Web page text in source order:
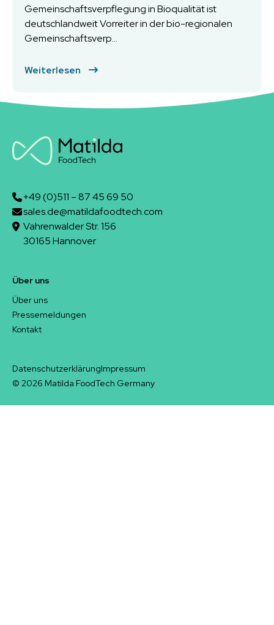
Gemeinschaftsverpflegung in Bioqualität ist
deutschlandweit Vorreiter in der bio-regionalen
Gemeinschaftsverp...
Weiterlesen
+49 (0)511 – 87 45 69 50
sales.de@matildafoodtech.com
Vahrenwalder Str. 156
30165 Hannover
Über uns
Über uns
Pressemeldungen
Kontakt
DatenschutzerklärungImpressum
© 2026 Matilda FoodTech Germany